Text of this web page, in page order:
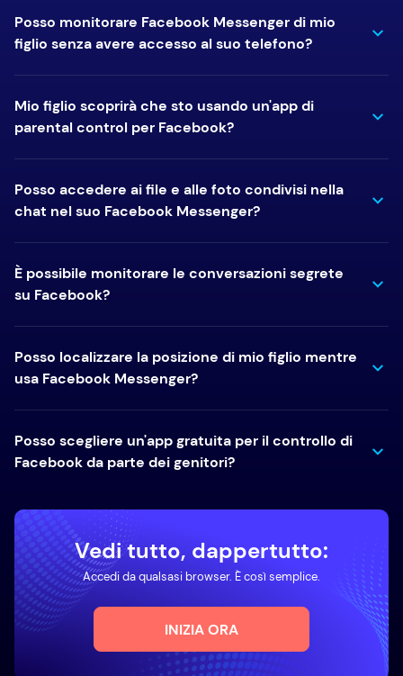
Posso monitorare Facebook Messenger di mio
figlio senza avere accesso al suo telefono?
Mio figlio scoprirà che sto usando un'app di
parental control per Facebook?
Posso accedere ai file e alle foto condivisi nella
chat nel suo Facebook Messenger?
È possibile monitorare le conversazioni segrete
su Facebook?
Posso localizzare la posizione di mio figlio mentre
usa Facebook Messenger?
Posso scegliere un'app gratuita per il controllo di
Facebook da parte dei genitori?
Vedi tutto, dappertutto:
Accedi da qualsasi browser. È così semplice.
INIZIA ORA